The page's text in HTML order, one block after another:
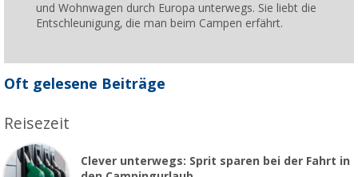
und Wohnwagen durch Europa unterwegs. Sie liebt die
Entschleunigung, die man beim Campen erfährt.
Oft gelesene Beiträge
Reisezeit
Clever unterwegs: Sprit sparen bei der Fahrt in